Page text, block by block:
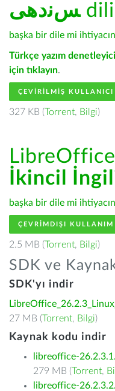
ﺲﻧﺩھی
başka bir dile mi
Türkçe yazım
için tıklayın.
ÇEVIRILMIŞ KULLANICI
327 KB (Torrent, Bilgi)
İkincil
başka bir dile mi
ÇEVRIMDIŞI
2.5 MB (Torrent, Bilgi)
SDK ve
SDK'yı indir
27 MB (Torrent, Bilgi)
Kaynak kodu indir
libreoffice-
279 MB (Torrent,
libreoffice-